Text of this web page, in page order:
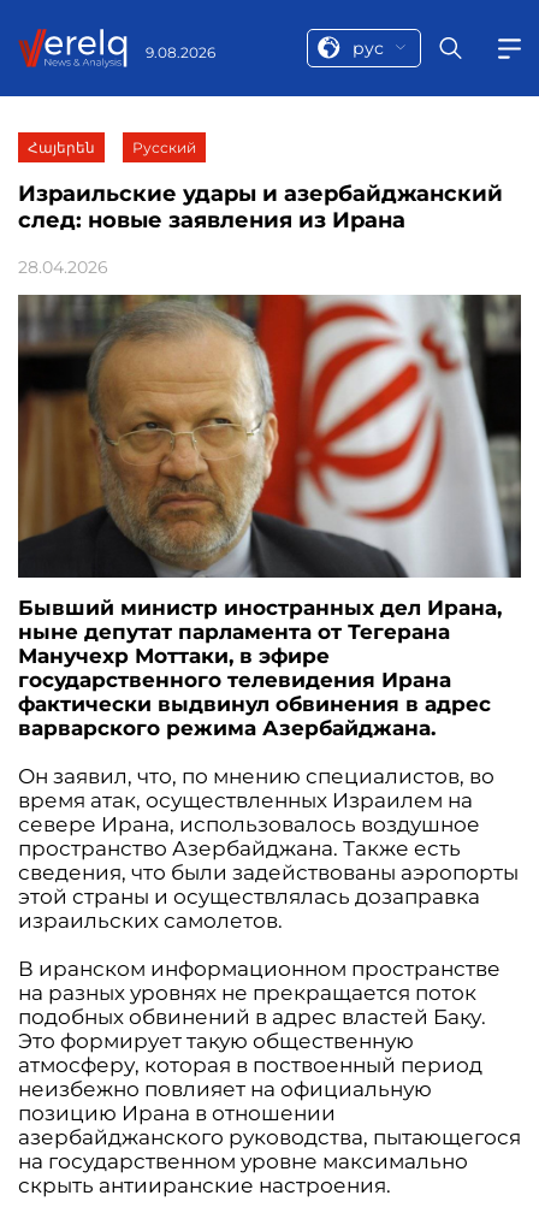
9.08.2026 рус
Հայերեն Русский
Израильские удары и азербайджанский
след: новые заявления из Ирана
28.04.2026
Бывший министр иностранных дел Ирана,
ныне депутат парламента от Тегерана
Манучехр Моттаки, в эфире
государственного телевидения Ирана
фактически выдвинул обвинения в адрес
варварского режима Азербайджана.
Он заявил, что, по мнению специалистов, во
время атак, осуществленных Израилем на
севере Ирана, использовалось воздушное
пространство Азербайджана. Также есть
сведения, что были задействованы аэропорты
этой страны и осуществлялась дозаправка
израильских самолетов.
В иранском информационном пространстве
на разных уровнях не прекращается поток
подобных обвинений в адрес властей Баку.
Это формирует такую общественную
атмосферу, которая в поствоенный период
неизбежно повлияет на официальную
позицию Ирана в отношении
азербайджанского руководства, пытающегося
на государственном уровне максимально
скрыть антииранские настроения.